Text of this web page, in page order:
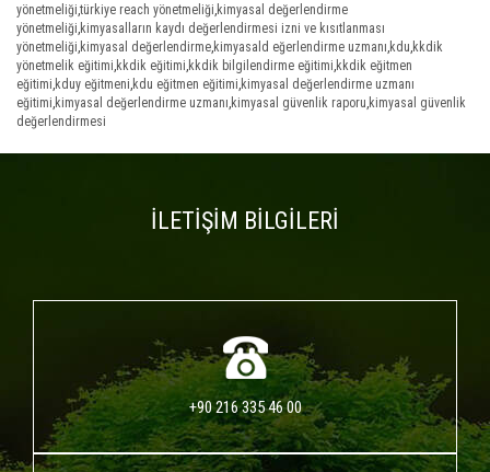
yönetmeliği,türkiye reach yönetmeliği,kimyasal değerlendirme
yönetmeliği,kimyasalların kaydı değerlendirmesi izni ve kısıtlanması
yönetmeliği,kimyasal değerlendirme,kimyasald eğerlendirme uzmanı,kdu,kkdik
yönetmelik eğitimi,kkdik eğitimi,kkdik bilgilendirme eğitimi,kkdik eğitmen
eğitimi,kduy eğitmeni,kdu eğitmen eğitimi,kimyasal değerlendirme uzmanı
eğitimi,kimyasal değerlendirme uzmanı,kimyasal güvenlik raporu,kimyasal güvenlik
değerlendirmesi
İLETİŞİM BİLGİLERİ
+90 216 335 46 00